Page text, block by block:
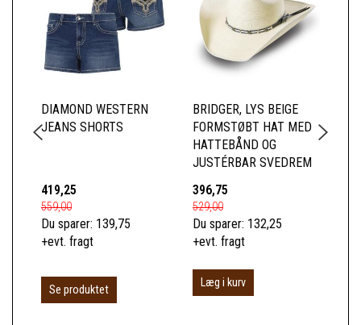
DIAMOND WESTERN
JEANS SHORTS
419,25
559,00
Du sparer: 139,75
+evt. fragt
Se produktet
BRIDGER, LYS BEIGE
FORMSTØBT HAT MED
HATTEBÅND OG
JUSTÉRBAR SVEDREM
396,75
529,00
Du sparer: 132,25
+evt. fragt
Læg i kurv